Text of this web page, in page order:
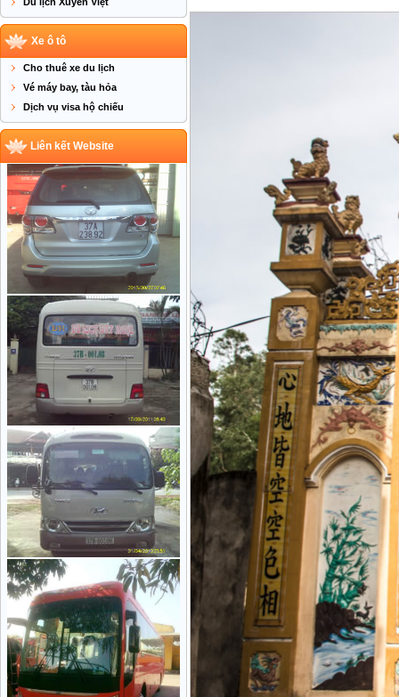
Xe ô tô
Cho thuê xe du lịch
Vé máy bay, tàu hỏa
Dịch vụ visa hộ chiếu
Liên kết Website